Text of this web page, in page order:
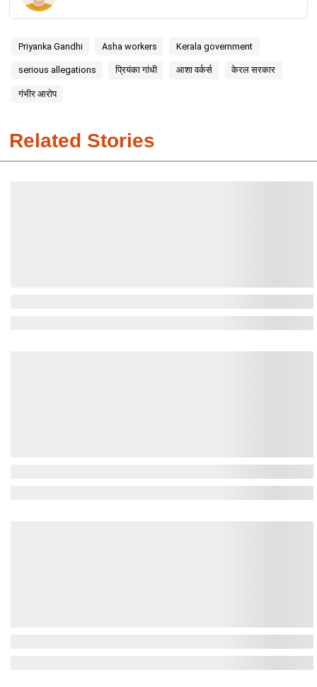
Priyanka Gandhi Asha workers Kerala government
serious allegations प्रियंका गांधी आशा वर्कर्स केरल सरकार
गंभीर आरोप
Related Stories